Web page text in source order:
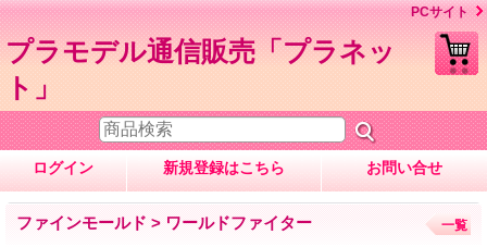
PCサイト
プラモデル通信販売「プラネッ
ト」
ログイン 新規登録はこちら お問い合せ
ファインモールド > ワールドファイター 一覧